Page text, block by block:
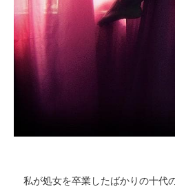
私が処女を卒業したばかりの十代